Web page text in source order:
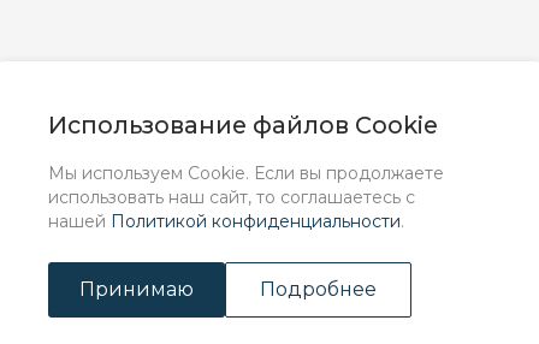
Использование файлов Cookie
Мы используем Cookie. Если вы продолжаете
использовать наш сайт, то соглашаетесь с
нашей Политикой конфиденциальности.
Принимаю Подробнее
информационный характер и ни при каких условиях не
положениями Статьи 437 (2) ГК РФ.